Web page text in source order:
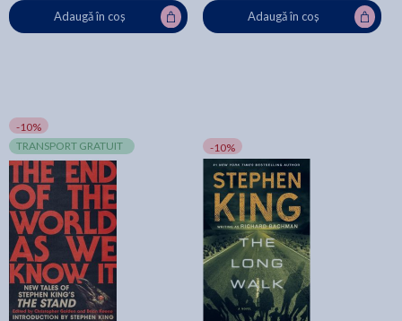
Adaugă în coș Adaugă în coș
-10%
TRANSPORT GRATUIT
-10%